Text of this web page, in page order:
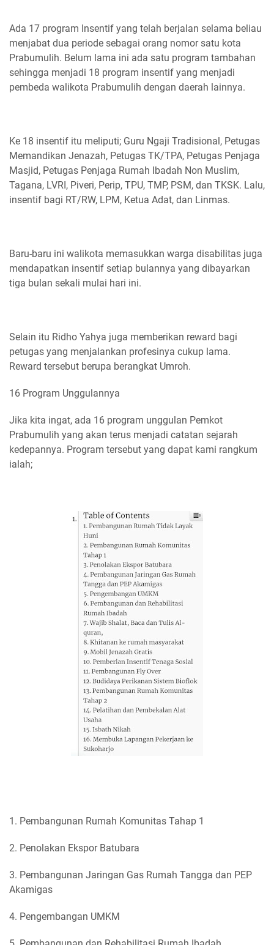
Ada 17 program Insentif yang telah berjalan selama beliau
menjabat dua periode sebagai orang nomor satu kota
Prabumulih. Belum lama ini ada satu program tambahan
sehingga menjadi 18 program insentif yang menjadi
pembeda walikota Prabumulih dengan daerah lainnya.
Ke 18 insentif itu meliputi; Guru Ngaji Tradisional, Petugas
Memandikan Jenazah, Petugas TK/TPA, Petugas Penjaga
Masjid, Petugas Penjaga Rumah Ibadah Non Muslim,
Tagana, LVRI, Piveri, Perip, TPU, TMP, PSM, dan TKSK. Lalu,
insentif bagi RT/RW, LPM, Ketua Adat, dan Linmas.
Baru-baru ini walikota memasukkan warga disabilitas juga
mendapatkan insentif setiap bulannya yang dibayarkan
tiga bulan sekali mulai hari ini.
Selain itu Ridho Yahya juga memberikan reward bagi
petugas yang menjalankan profesinya cukup lama.
Reward tersebut berupa berangkat Umroh.
16 Program Unggulannya
Jika kita ingat, ada 16 program unggulan Pemkot
Prabumulih yang akan terus menjadi catatan sejarah
kedepannya. Program tersebut yang dapat kami rangkum
ialah;
1. Pembangunan Rumah Komunitas Tahap 1
2. Penolakan Ekspor Batubara
3. Pembangunan Jaringan Gas Rumah Tangga dan PEP
Akamigas
4. Pengembangan UMKM